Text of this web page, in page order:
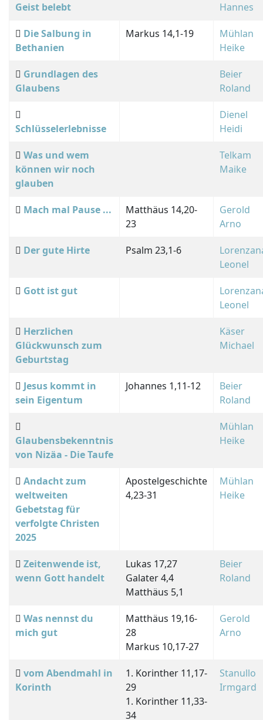
Geist belebt
Hannes
Die Salbung in
Bethanien
Markus 14,1-19
Mühlan
Heike
Grundlagen des
Glaubens
Beier
Roland
Schlüsselerlebnisse
Dienel
Heidi
Was und wem
können wir noch
glauben
Telkam
Maike
Mach mal Pause ...
Matthäus 14,20-
23
Gerold
Arno
Der gute Hirte Psalm 23,1-6
Leonel
Gott ist gut
Leonel
Herzlichen
Glückwunsch zum
Geburtstag
Käser
Michael
Jesus kommt in
sein Eigentum
Johannes 1,11-12
Beier
Roland
Glaubensbekenntnis
von Nizäa - Die Taufe
Mühlan
Heike
Andacht zum
weltweiten
Gebetstag für
verfolgte Christen
2025
Apostelgeschichte
4,23-31
Mühlan
Heike
Zeitenwende ist,
wenn Gott handelt
Lukas 17,27
Galater 4,4
Matthäus 5,1
Beier
Roland
Was nennst du
mich gut
Matthäus 19,16-
28
Markus 10,17-27
Gerold
Arno
vom Abendmahl in
Korinth
1. Korinther 11,17-
29
1. Korinther 11,33-
34
Stanullo
Irmgard